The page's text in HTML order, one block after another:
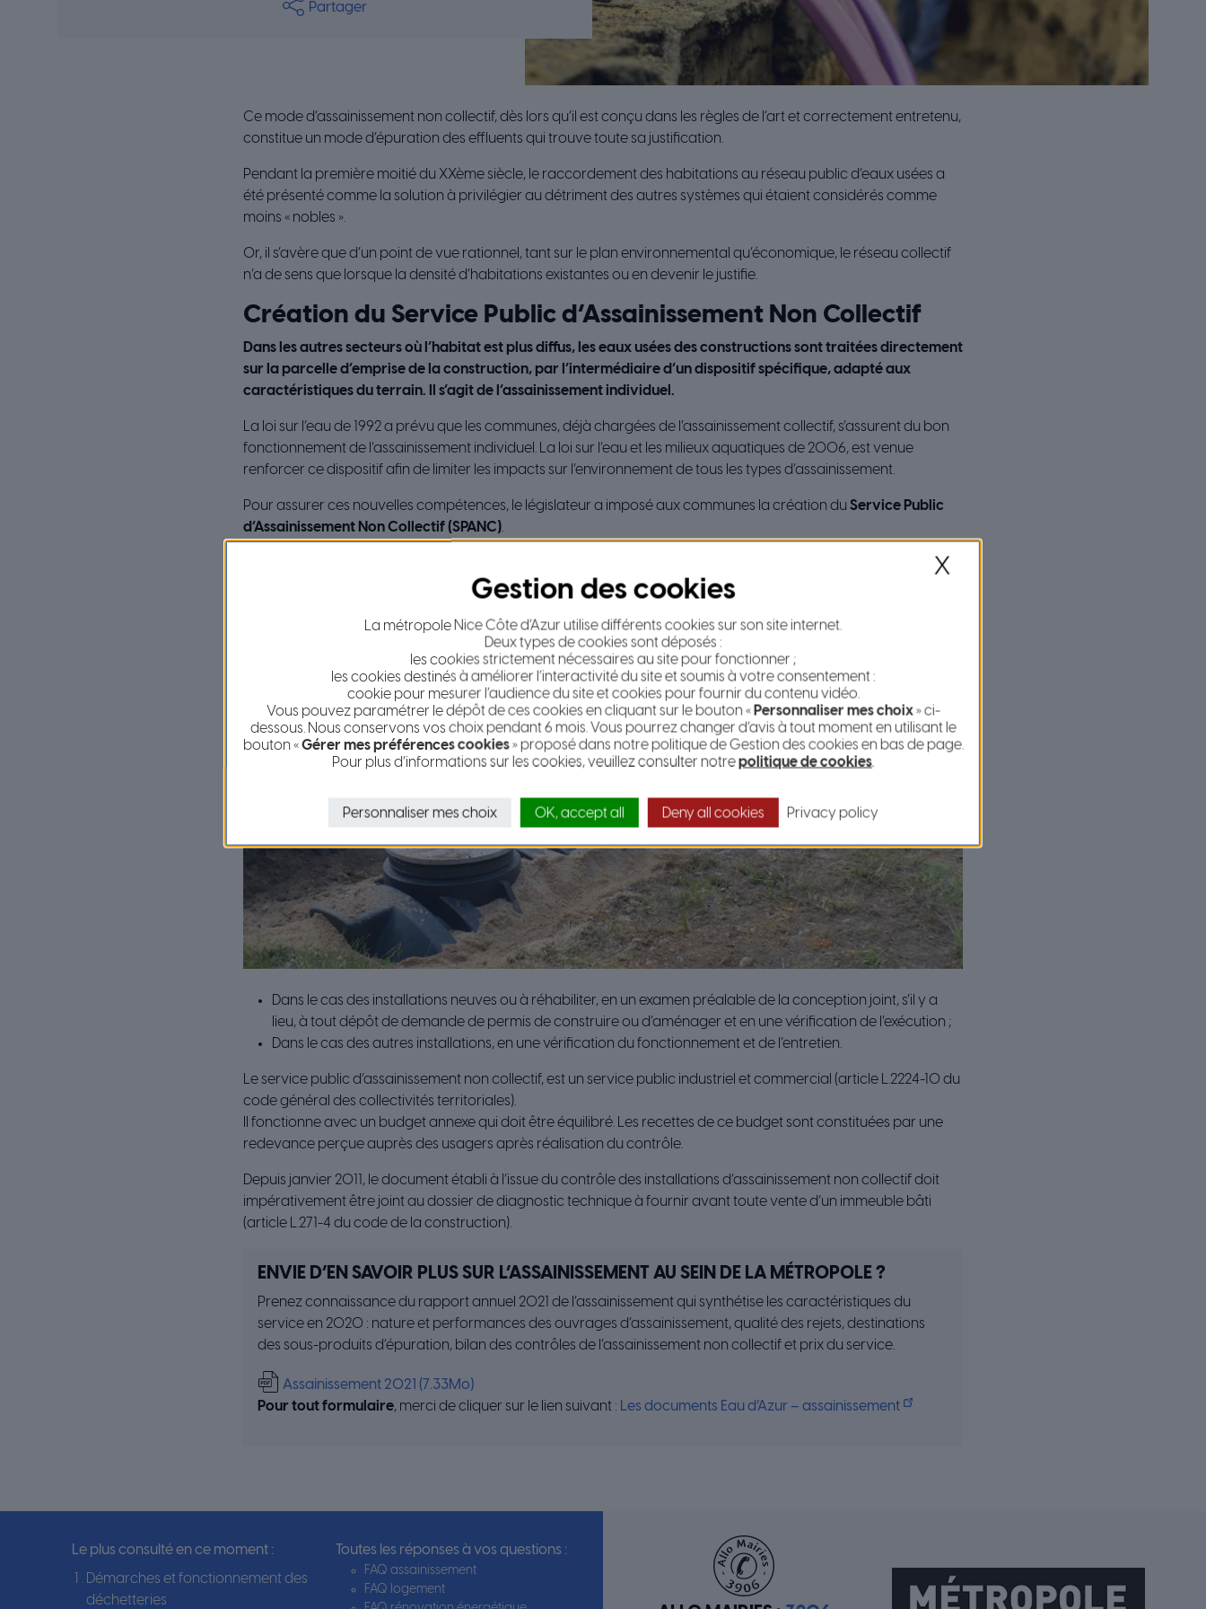
Partager
Ce mode d’assainissement non collectif, dès lors qu’il est conçu dans les règles de l’art et correctement entretenu,
constitue un mode d’épuration des effluents qui trouve toute sa justification.
Pendant la première moitié du XXème siècle, le raccordement des habitations au réseau public d’eaux usées a
été présenté comme la solution à privilégier au détriment des autres systèmes qui étaient considérés comme
moins « nobles ».
Or, il s’avère que d’un point de vue rationnel, tant sur le plan environnemental qu’économique, le réseau collectif
n’a de sens que lorsque la densité d’habitations existantes ou en devenir le justifie.
Création du Service Public d’Assainissement Non Collectif
Dans les autres secteurs où l’habitat est plus diffus, les eaux usées des constructions sont traitées directement
sur la parcelle d’emprise de la construction, par l’intermédiaire d’un dispositif spécifique, adapté aux
caractéristiques du terrain. Il s’agit de l’assainissement individuel.
La loi sur l’eau de 1992 a prévu que les communes, déjà chargées de l’assainissement collectif, s’assurent du bon
fonctionnement de l’assainissement individuel. La loi sur l’eau et les milieux aquatiques de 2006, est venue
renforcer ce dispositif afin de limiter les impacts sur l’environnement de tous les types d’assainissement.
Pour assurer ces nouvelles compétences, le législateur a imposé aux communes la création du Service Public
d’Assainissement Non Collectif (SPANC).
Dans le cas des installations neuves ou à réhabiliter, en un examen préalable de la conception joint, s’il y a
lieu, à tout dépôt de demande de permis de construire ou d’aménager et en une vérification de l’exécution ;
Dans le cas des autres installations, en une vérification du fonctionnement et de l’entretien.
Le service public d’assainissement non collectif, est un service public industriel et commercial (article L.2224-10 du
code général des collectivités territoriales).
Il fonctionne avec un budget annexe qui doit être équilibré. Les recettes de ce budget sont constituées par une
redevance perçue auprès des usagers après réalisation du contrôle.
Depuis janvier 2011, le document établi à l’issue du contrôle des installations d’assainissement non collectif doit
impérativement être joint au dossier de diagnostic technique à fournir avant toute vente d’un immeuble bâti
(article L.271-4 du code de la construction).
ENVIE D’EN SAVOIR PLUS SUR L’ASSAINISSEMENT AU SEIN DE LA MÉTROPOLE ?
Prenez connaissance du rapport annuel 2021 de l’assainissement qui synthétise les caractéristiques du
service en 2020 : nature et performances des ouvrages d’assainissement, qualité des rejets, destinations
des sous-produits d’épuration, bilan des contrôles de l’assainissement non collectif et prix du service.
Assainissement 2021 (7.33Mo)
Pour tout formulaire, merci de cliquer sur le lien suivant : Les documents Eau d’Azur – assainissement
Le plus consulté en ce moment :
Démarches et fonctionnement des
déchetteries
Toutes les réponses à vos questions :
FAQ assainissement
FAQ logement
X
La métropole Nice Côte d’Azur utilise différents cookies sur son site internet.
Deux types de cookies sont déposés :
les cookies strictement nécessaires au site pour fonctionner ;
les cookies destinés à améliorer l’interactivité du site et soumis à votre consentement :
cookie pour mesurer l’audience du site et cookies pour fournir du contenu vidéo.
Vous pouvez paramétrer le dépôt de ces cookies en cliquant sur le bouton « Personnaliser mes choix» ci-
dessous. Nous conservons vos choix pendant 6 mois. Vous pourrez changer d’avis à tout moment en utilisant le
bouton «Gérer mes préférences cookies» proposé dans notre politique de Gestion des cookies en bas de page.
Pour plus d’informations sur les cookies, veuillez consulter notrepolitique de cookies.
Personnaliser mes choix OK, accept all Deny all cookies Privacy policy